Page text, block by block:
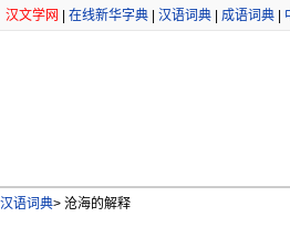
汉文学网 在线新华字典 汉语词典 成语词典
汉语词典> 沧海的解释